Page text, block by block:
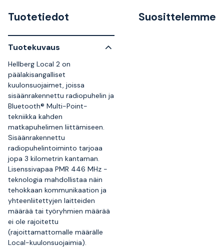
Tuotetiedot
Tuotekuvaus
Hellberg Local 2 on
päälakisangalliset
kuulonsuojaimet, joissa
sisäänrakennettu radiopuhelin ja
Bluetooth® Multi-Point-
tekniikka kahden
matkapuhelimen liittämiseen.
Sisäänrakennettu
radiopuhelintoiminto tarjoaa
jopa 3 kilometrin kantaman.
Lisenssivapaa PMR 446 MHz -
teknologia mahdollistaa näin
tehokkaan kommunikaation ja
yhteenliitettyjen laitteiden
määrää tai työryhmien määrää
ei ole rajoitettu
(rajoittamattomalle määrälle
Local-kuulonsuojaimia).
Suosittelemme